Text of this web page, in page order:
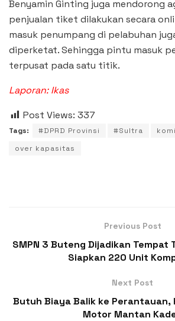
Benyamin Ginting juga mendorong
penjualan tiket dilakukan secara
masuk penumpang di pelabuhan
diperketat. Sehingga pintu masuk
terpusat pada satu titik.
Laporan: Ikas
Post Views: 337
Tags: #DPRD Provinsi #Sultra
over kapasitas
Previous Post
SMPN 3 Buteng Dijadikan Tempat
Siapkan 220 Unit
Next Post
Butuh Biaya Balik ke Perantauan,
Motor Mantan